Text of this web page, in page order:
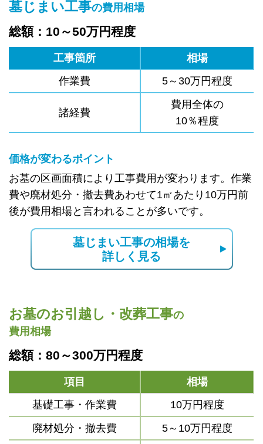
墓じまい工事の費用相場
総額：10～50万円程度
工事箇所
相場
作業費
5～30万円程度
諸経費
費用全体の
10％程度
価格が変わるポイント
お墓の区画面積により工事費用が変わります。作業
費や廃材処分・撤去費あわせて1㎡あたり10万円前
後が費用相場と言われることが多いです。
墓じまい工事の相場を
詳しく見る
お墓のお引越し・改葬工事の
費用相場
総額：80～300万円程度
項目
相場
基礎工事・作業費
10万円程度
廃材処分・撤去費
5～10万円程度